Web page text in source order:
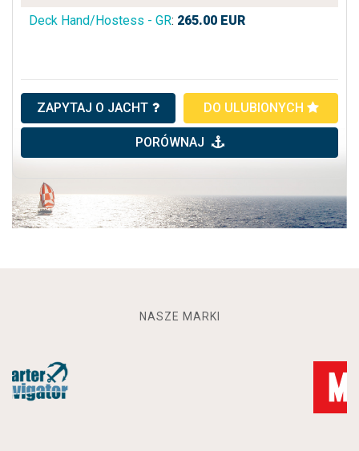
Deck Hand/Hostess - GR: 265.00 EUR
ZAPYTAJ O JACHT DO ULUBIONYCH
PORÓWNAJ
NASZE MARKI